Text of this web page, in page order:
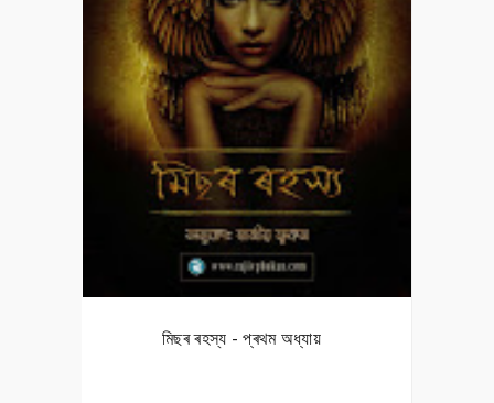
মিছৰ ৰহস্য - প্ৰথম অধ্যায়